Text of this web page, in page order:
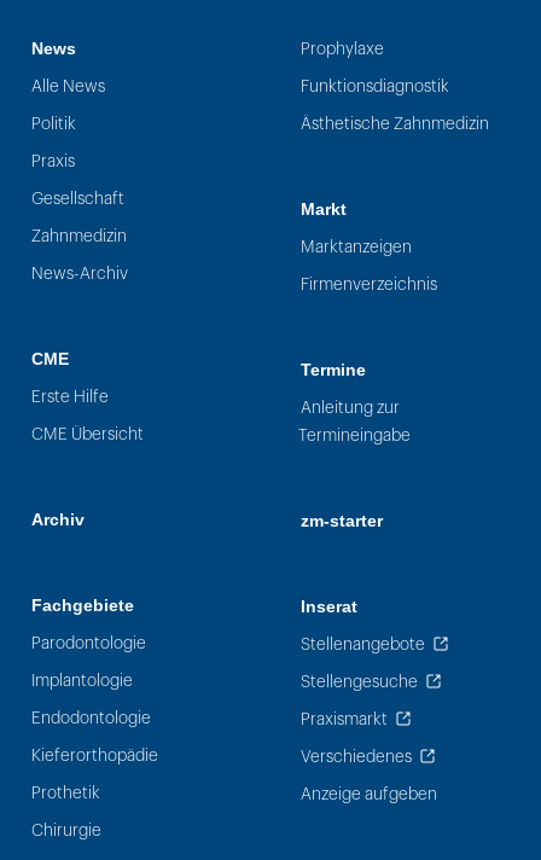
News
Alle News
Politik
Praxis
Gesellschaft
Zahnmedizin
News-Archiv
CME
Erste Hilfe
CME Übersicht
Archiv
Fachgebiete
Parodontologie
Implantologie
Endodontologie
Kieferorthopädie
Prothetik
Chirurgie
Prophylaxe
Funktionsdiagnostik
Ästhetische Zahnmedizin
Markt
Marktanzeigen
Firmenverzeichnis
Termine
Anleitung zur
Termineingabe
zm-starter
Inserat
Stellenangebote
Stellengesuche
Praxismarkt
Verschiedenes
Anzeige aufgeben